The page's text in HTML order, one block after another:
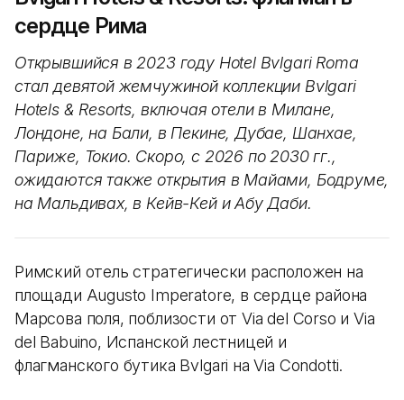
сердце Рима
Открывшийся в 2023 году Hotel Bvlgari Roma
стал девятой жемчужиной коллекции Bvlgari
Hotels & Resorts, включая отели в Милане,
Лондоне, на Бали, в Пекине, Дубае, Шанхае,
Париже, Токио. Скоро, с 2026 по 2030 гг.,
ожидаются также открытия в Майами, Бодруме,
на Мальдивах, в Кейв-Кей и Абу Даби.
Римский отель стратегически расположен на
площади Augusto Imperatore, в сердце района
Марсова поля, поблизости от Via del Corso и Via
del Babuino, Испанской лестницей и
флагманского бутика Bvlgari на Via Condotti.